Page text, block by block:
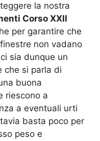
la nostra
Corso XXII
per garantire che
non vadano
sia dunque un
che si parla di
buona
riescono a
a eventuali urti
basta poco per
peso e